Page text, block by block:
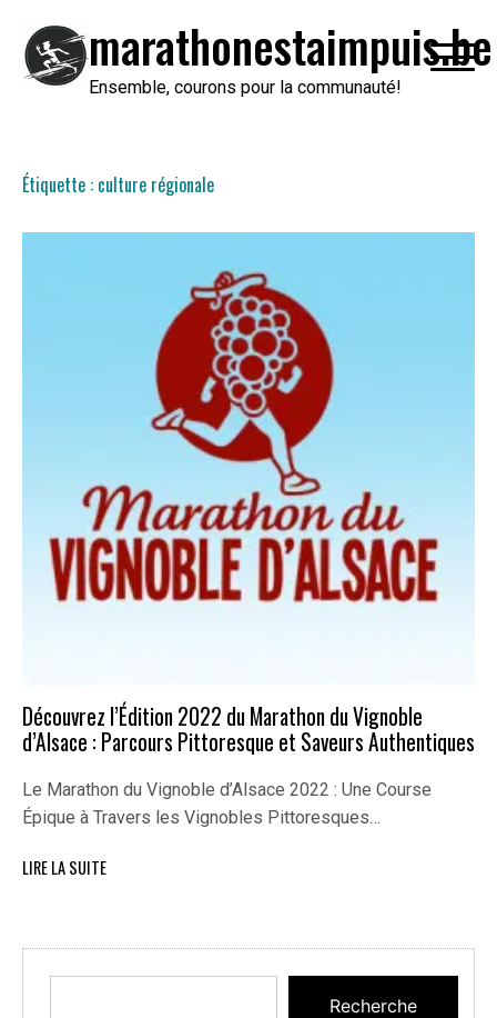
contenu
marathonestaimpuis.be
Ensemble, courons pour la communauté!
Étiquette : culture régionale
Découvrez l’Édition 2022 du Marathon du Vignoble
d’Alsace : Parcours Pittoresque et Saveurs Authentiques
Le Marathon du Vignoble d’Alsace 2022 : Une Course
Épique à Travers les Vignobles Pittoresques…
LIRE LA SUITE
Recherche